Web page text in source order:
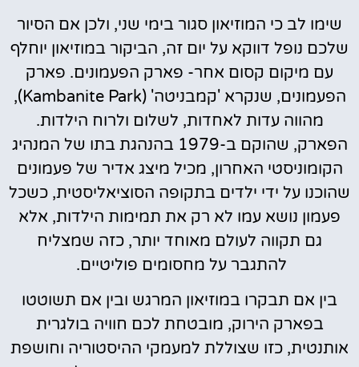
שימו לב כי המוזיאון סגור בימי שני, ולכן אם הסיור
שלכם נופל דווקא על יום זה, הביקור במוזיאון יוחלף
עם מיקום קסום אחר- פארק הפעמונים. פארק
הפעמונים, שנקרא 'קמבניטה' (Kambanite Park),
מהווה עדות לאחדות, לשלום ולרוח הילדות.
הפארק, שהוקם ב-1979 בהנהגת בתו של המנהיג
הקומוניסטי האחרון, מכיל מיצג אדיר של פעמונים
שהוכנו על ידי ילדים בתקופה הסוציאליסטית, כשכל
פעמון נושא עמו לא רק את תמימות הילדות, אלא
גם תקווה לעולם מאוחד יותר, כזה שמצליח
להתגבר על מחסומים פוליטיים.
בין אם תבקרו במוזיאון המרגש ובין אם תשוטטו
בפארק הירוק, מובטחת לכם חוויה בולגרית
אותנטית, כזו שצוללת למעמקי ההיסטוריה וחושפת